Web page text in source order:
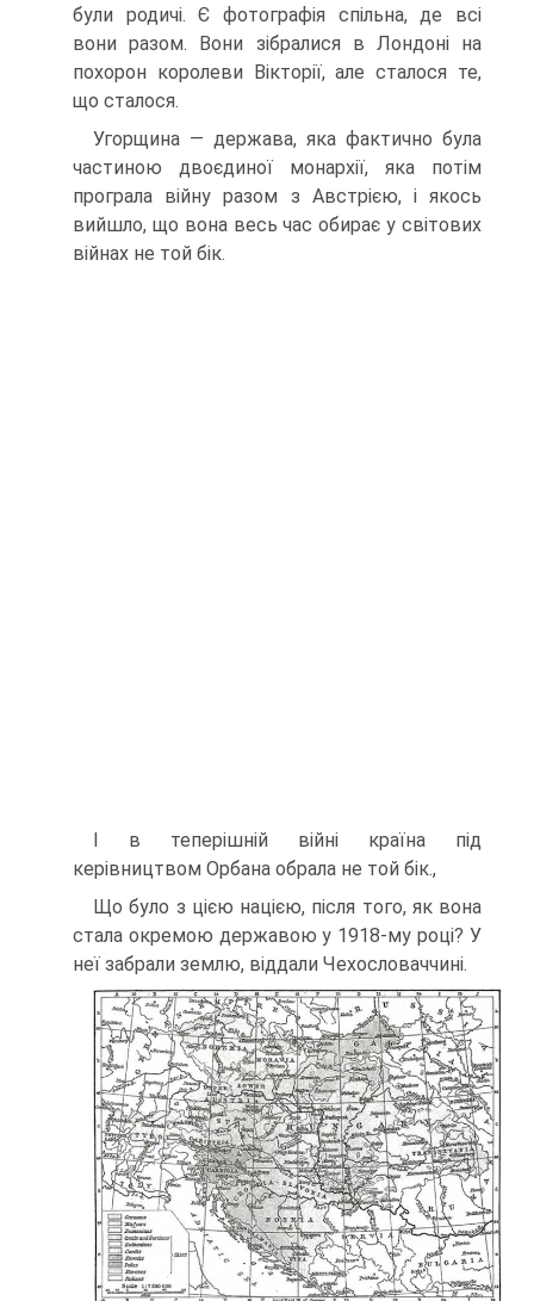
були родичі. Є фотографія спільна, де всі
вони разом. Вони зібралися в Лондоні на
похорон королеви Вікторії, але сталося те,
що сталося.
Угорщина — держава, яка фактично була
части­ною двоєдиної монархії, яка потім
програла війну разом з Австрією, і якось
вийшло, що вона весь час обирає у сві­тових
війнах не той бік.
І в теперішній війні країна під
керівництвом Орбана обрала не той бік.,
Що було з цією нацією, після того, як вона
стала окре­мою державою у 1918-му році? У
неї забрали землю, відда­ли Чехословаччині.